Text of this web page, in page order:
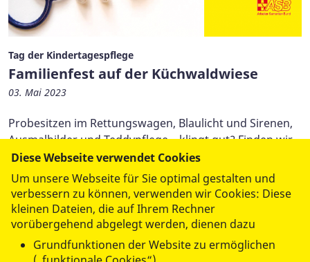
Tag der Kindertagespflege
Familienfest auf der Küchwaldwiese
03. Mai 2023
Probesitzen im Rettungswagen, Blaulicht und Sirenen,
Ausmalbilder und Teddypflege – klingt gut? Finden wir
auch! Kommen Sie vorbei.
1 2 3 4
(aktuell)
8
Diese Webseite verwendet Cookies
Um unsere Webseite für Sie optimal gestalten und
verbessern zu können, verwenden wir Cookies: Diese
kleinen Dateien, die auf Ihrem Rechner
vorübergehend abgelegt werden, dienen dazu
Grundfunktionen der Website zu ermöglichen